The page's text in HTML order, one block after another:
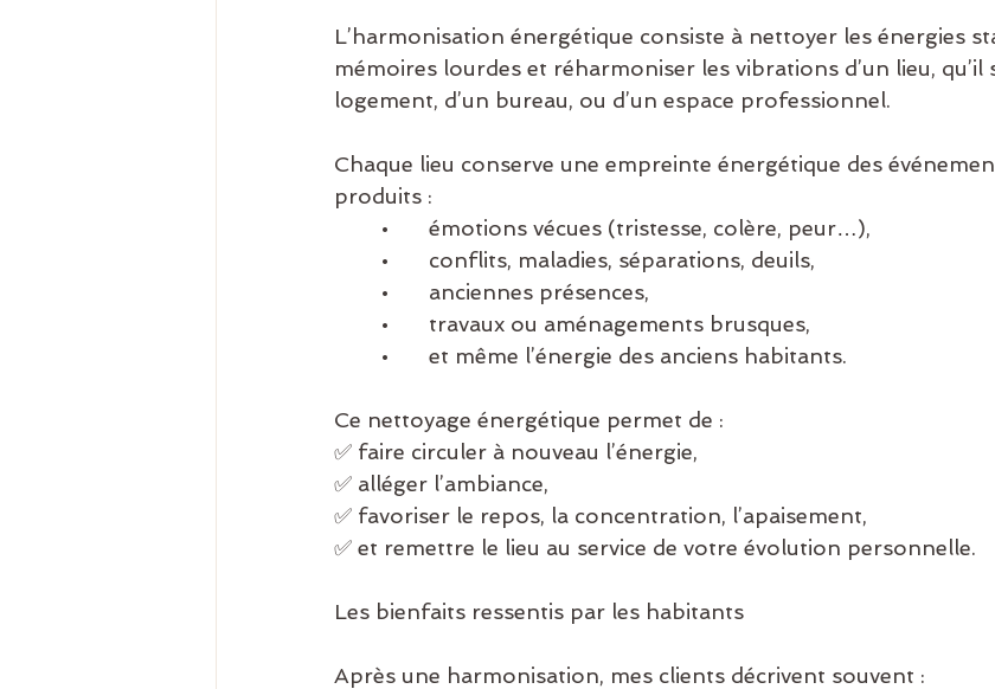
L’harmonisation énergétique consiste à nettoyer les énergies
mémoires lourdes et réharmoniser les vibrations d’un lieu, qu’il
logement, d’un bureau, ou d’un espace professionnel.
Chaque lieu conserve une empreinte énergétique des
produits :
	•	émotions vécues (tristesse, colère, peur…),
	•	conflits, maladies, séparations, deuils,
	•	anciennes présences,
	•	travaux ou aménagements brusques,
	•	et même l’énergie des anciens habitants.
Ce nettoyage énergétique permet de :
✅ faire circuler à nouveau l’énergie,
✅ alléger l’ambiance,
✅ favoriser le repos, la concentration, l’apaisement,
✅ et remettre le lieu au service de votre évolution personnelle.
Les bienfaits ressentis par les habitants
Après une harmonisation, mes clients décrivent souvent :